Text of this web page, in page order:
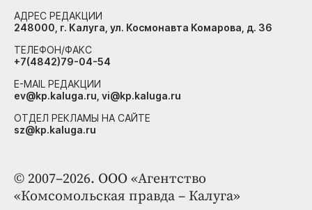
© 2007–2026. ООО «Агентство
«Комсомольская правда – Калуга»
АДРЕС РЕДАКЦИИ
248000, г. Калуга, ул. Космонавта Комарова, д. 36
ТЕЛЕФОН/ФАКС
+7(4842)79-04-54
E-MAIL РЕДАКЦИИ
ev@kp.kaluga.ru, vi@kp.kaluga.ru
ОТДЕЛ РЕКЛАМЫ НА САЙТЕ
sz@kp.kaluga.ru